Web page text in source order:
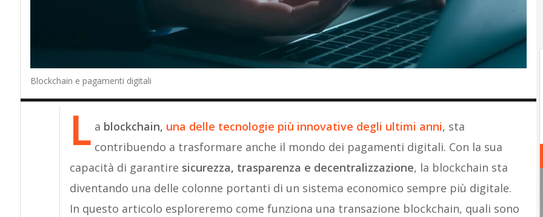
Blockchain e pagamenti digitali
L a blockchain, una delle tecnologie più innovative degli ultimi anni, sta
contribuendo a trasformare anche il mondo dei pagamenti digitali. Con la sua
capacità di garantire sicurezza, trasparenza e decentralizzazione, la blockchain sta
diventando una delle colonne portanti di un sistema economico sempre più digitale.
In questo articolo esploreremo come funziona una transazione blockchain, quali sono